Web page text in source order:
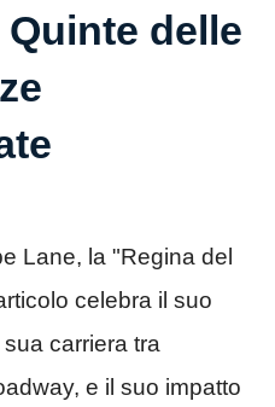
delle
Lane, la "Regina del
celebra il suo
carriera tra
e il suo impatto